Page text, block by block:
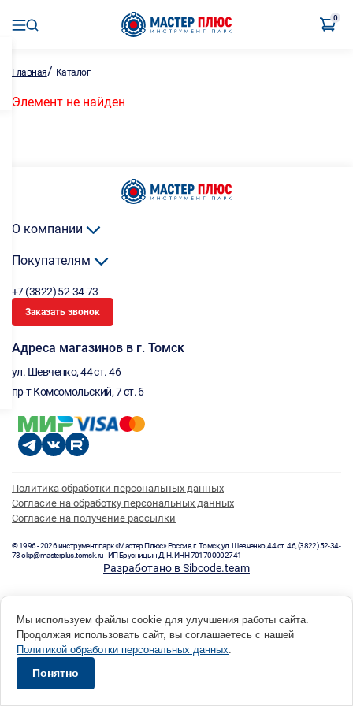
0
Главная/ Каталог
Элемент не найден
О компании
Покупателям
+7 (3822) 52-34-73
Заказать звонок
Адреса магазинов в г. Томск
ул. Шевченко, 44 ст. 46
пр-т Комсомольский, 7 ст. 6
Политика обработки персональных данных
Согласие на обработку персональных данных
Согласие на получение рассылки
© 1996 - 2026 инструмент парк «Мастер Плюс» Россия, г. Томск, ул. Шевченко, 44 ст. 46, (3822) 52-34-
73 okp@masterplus.tomsk.ru ИП Брусницын Д.Н. ИНН 701700002741
Разработано в Sibcode.team
Мы используем файлы cookie для улучшения работы сайта.
Продолжая использовать сайт, вы соглашаетесь с нашей
Политикой обработки персональных данных.
Понятно